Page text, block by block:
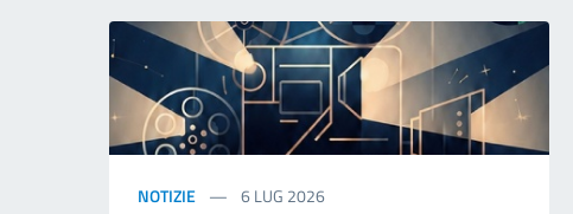
NOTIZIE 6LUG 2026